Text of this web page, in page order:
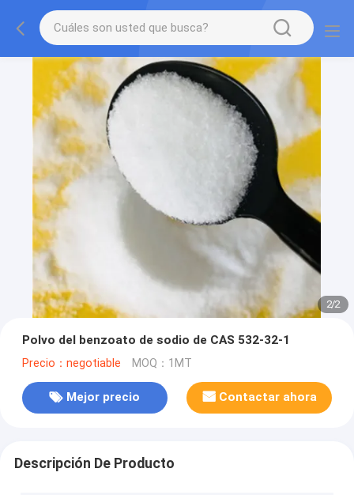
2/2
Polvo del benzoato de sodio de CAS 532-32-1
Precio：negotiable MOQ：1MT
Mejor precio Contactar ahora
Descripción De Producto